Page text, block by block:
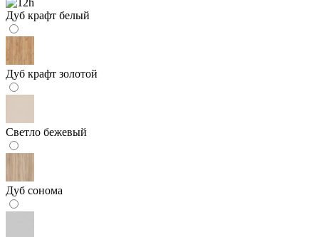
Дуб крафт белый
Дуб крафт золотой
Светло бежевый
Дуб сонома